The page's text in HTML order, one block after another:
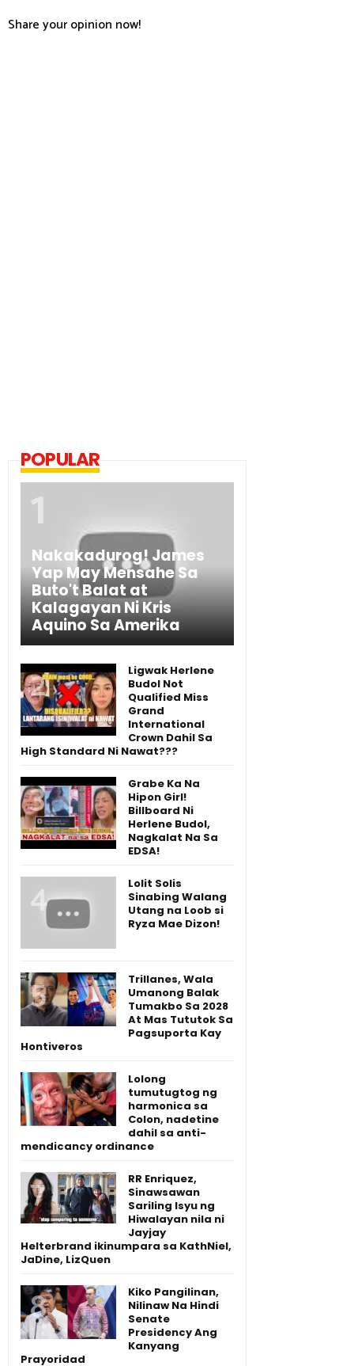
Share your opinion now!
POPULAR
Nakakadurog! James
Yap May Mensahe Sa
Buto't Balat at
Kalagayan Ni Kris
Aquino Sa Amerika
Ligwak Herlene
Budol Not
Qualified Miss
Grand
International
Crown Dahil Sa
High Standard Ni Nawat???
Grabe Ka Na
Hipon Girl!
Billboard Ni
Herlene Budol,
Nagkalat Na Sa
EDSA!
Lolit Solis
Sinabing Walang
Utang na Loob si
Ryza Mae Dizon!
Trillanes, Wala
Umanong Balak
Tumakbo Sa 2028
At Mas Tututok Sa
Pagsuporta Kay
Hontiveros
Lolong
tumutugtog ng
harmonica sa
Colon, nadetine
dahil sa anti-
mendicancy ordinance
RR Enriquez,
Sinawsawan
Sariling Isyu ng
Hiwalayan nila ni
Jayjay
Helterbrand ikinumpara sa KathNiel,
JaDine, LizQuen
Kiko Pangilinan,
Nilinaw Na Hindi
Senate
Presidency Ang
Kanyang
Prayoridad